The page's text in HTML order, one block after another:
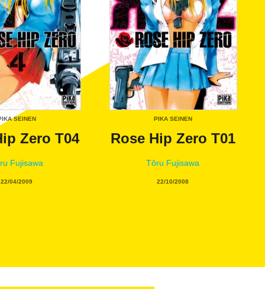
SEINEN
Zero T04
Fujisawa
22/04/2009
PIKA SEINEN
Rose Hip Zero T01
Tôru Fujisawa
22/10/2008